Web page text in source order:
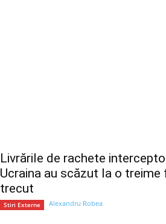
Livrările de rachete
Ucraina au scăzut la o treime
trecut
Stiri Externe Alexandru Robea